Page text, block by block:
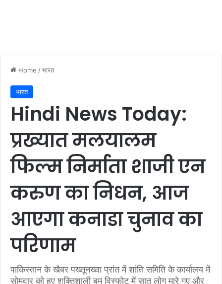
Home /भारत
भारत
Hindi News Today:
प्रख्यात मलयालम
फिल्म निर्माता शाजी एन
करुण का निधन, आज
आएगा कनाडा चुनाव का
परिणाम
पाकिस्तान के खैबर पख्तूनख्वा प्रांत में शांति समिति के कार्यालय में
सोमवार को हुए शक्तिशाली बम विस्फोट में सात लोग मारे गए और